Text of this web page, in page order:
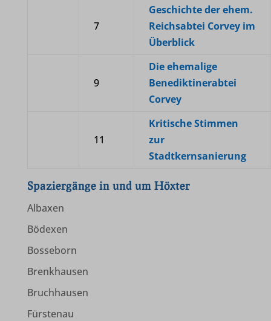
7
Geschichte der ehem.
Reichsabtei Corvey im
Überblick
9
Die ehemalige
Benediktinerabtei
Corvey
11
Kritische Stimmen
zur
Stadtkernsanierung
Spaziergänge in und um Höxter
Albaxen
Bödexen
Bosseborn
Brenkhausen
Bruchhausen
Fürstenau
nicht in die anderen spezifischen Kategorien fallen oder nicht
eindeutig kategorisiert wurden.
www.kreis-hoexter.de
www.landesgartenschau-hoexter.de
www.leodesign.de
www.lwl.org